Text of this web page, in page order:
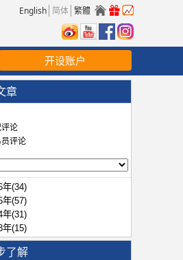
English 简体 繁體
开设账户
章
论
评论
年(34)
年(57)
年(31)
年(15)
了解